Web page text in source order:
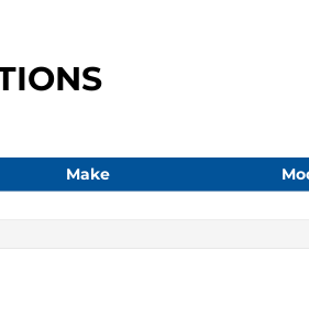
Make